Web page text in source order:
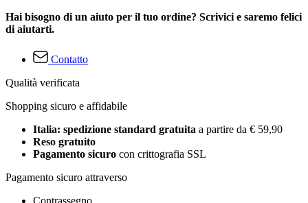
Hai bisogno di un aiuto per il tuo ordine? Scrivici e saremo felici
di aiutarti.
Contatto
Qualità verificata
Shopping sicuro e affidabile
Italia: spedizione standard gratuita a partire da € 59,90
Reso gratuito
Pagamento sicuro con crittografia SSL
Pagamento sicuro attraverso
Contrassegno